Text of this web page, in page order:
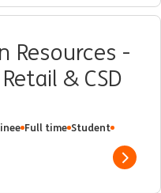
Resources -
& CSD
Full time Student
Show